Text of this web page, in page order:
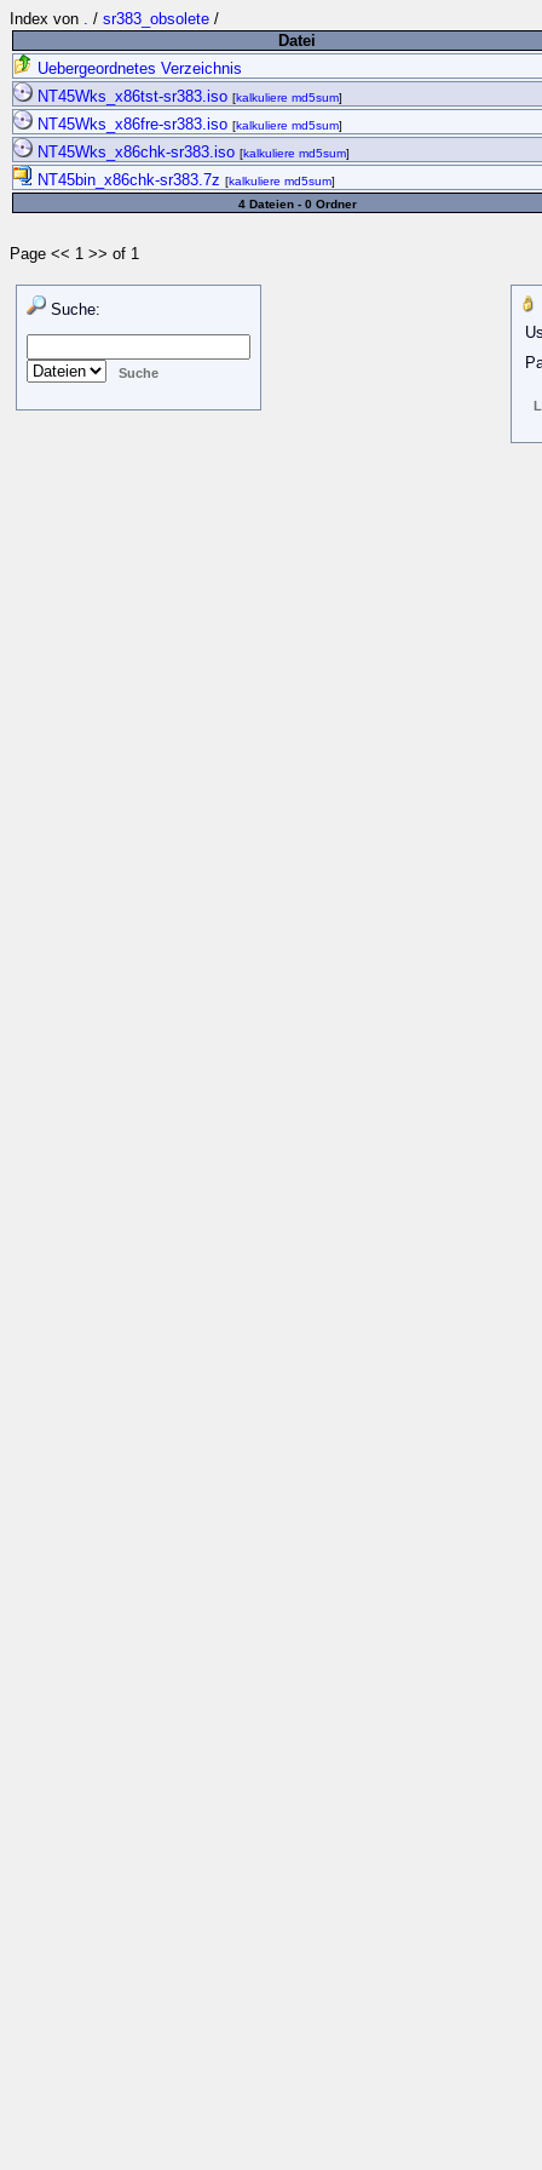
Index von . / sr383_obsolete /
Datei
Uebergeordnetes Verzeichnis
NT45Wks_x86tst-sr383.iso [kalkuliere md5sum]
NT45Wks_x86fre-sr383.iso [kalkuliere md5sum]
NT45Wks_x86chk-sr383.iso [kalkuliere md5sum]
NT45bin_x86chk-sr383.7z [kalkuliere md5sum]
4 Dateien - 0 Ordner
Page << 1 >> of 1
Suche: